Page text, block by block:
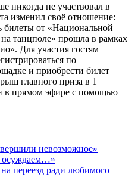
никогда не участвовал в
изменил своё отношение:
билеты от «Национальной
танцполе» прошла в рамках
Для участия гостям
по
и приобрести билет
главного приза в 1
в прямом эфире с помощью
невозможное»
переезд ради любимого